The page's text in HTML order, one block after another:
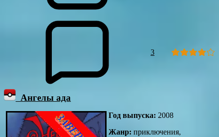
3
Ангелы ада
Год выпуска: 2008
Жанр: приключения,